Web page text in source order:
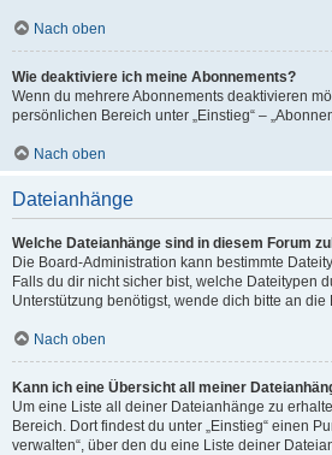
Nach oben
Wie deaktiviere ich meine Abonnements?
Wenn du mehrere Abonnements deaktivieren
persönlichen Bereich unter „Einstieg“ –
Nach oben
Dateianhänge
Welche Dateianhänge sind in diesem Forum
Die Board-Administration kann bestimmte
Falls du dir nicht sicher bist, welche Dateitypen
Unterstützung benötigst, wende dich bitte an
Nach oben
Kann ich eine Übersicht all meiner
Um eine Liste all deiner Dateianhänge zu
Bereich. Dort findest du unter „Einstieg“ einen
verwalten“, über den du eine Liste deiner